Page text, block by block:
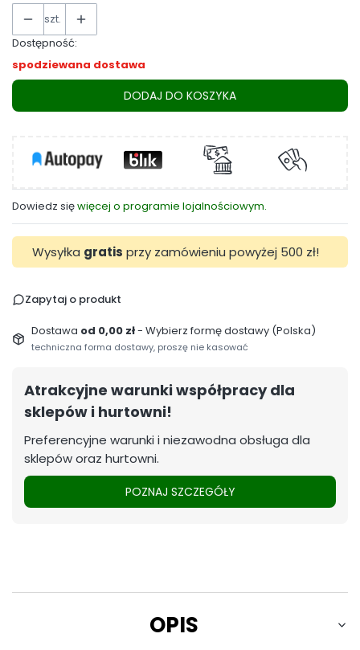
szt.
Dostępność:
spodziewana dostawa
DODAJ DO KOSZYKA
Dowiedz sięwięcej o programie lojalnościowym.
Wysyłka gratis przy zamówieniu powyżej 500 zł!
Zapytaj o produkt
Dostawa od 0,00 zł- Wybierz formę dostawy (Polska)
techniczna forma dostawy, proszę nie kasować
Atrakcyjne warunki współpracy dla
sklepów i hurtowni!
Preferencyjne warunki i niezawodna obsługa dla
sklepów oraz hurtowni.
POZNAJ SZCZEGÓŁY
OPIS